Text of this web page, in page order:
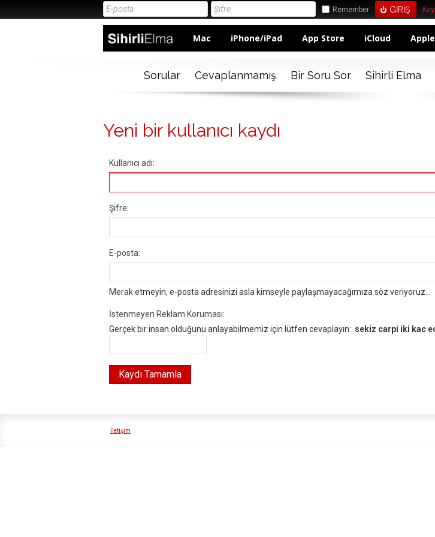
Remember
Mac iPhone/iPad App Store iCloud
Sorular Cevaplanmamış Bir Soru Sor Sihirli Elma
Yeni bir kullanıcı kaydı
Kullanıcı adı:
Şifre:
E-posta:
Merak etmeyin, e-posta adresinizi asla kimseyle paylaşmayacağımıza söz veriyoruz...
İstenmeyen Reklam Koruması:
Gerçek bir insan olduğunu anlayabilmemiz için lütfen cevaplayın:. sekiz carpi iki kac
İletişim